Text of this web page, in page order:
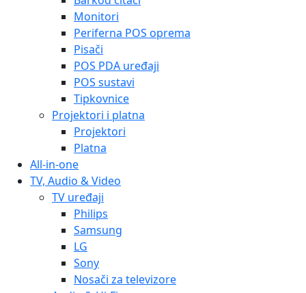
Monitori
Periferna POS oprema
Pisači
POS PDA uređaji
POS sustavi
Tipkovnice
Projektori i platna
Projektori
Platna
All-in-one
TV, Audio & Video
TV uređaji
Philips
Samsung
LG
Sony
Nosači za televizore